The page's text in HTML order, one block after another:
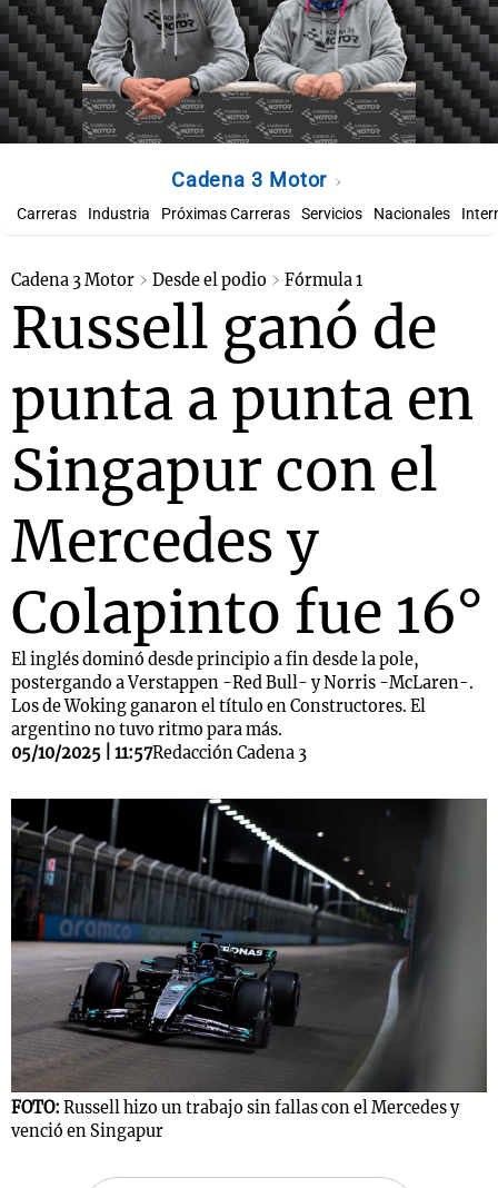
Cadena 3 Motor
Carreras Industria Próximas Carreras Servicios Nacionales
Cadena 3 Motor Desde el podio Fórmula 1
Russell ganó de
punta a punta en
Singapur con el
Mercedes y
Colapinto fue 16°
El inglés dominó desde principio a fin desde la pole,
postergando a Verstappen -Red Bull- y Norris -McLaren-.
Los de Woking ganaron el título en Constructores. El
argentino no tuvo ritmo para más.
05/10/2025 | 11:57Redacción Cadena 3
FOTO: Russell hizo un trabajo sin fallas con el Mercedes y
venció en Singapur
Mundial 2026
Notas
La Sole en
Cadena 3